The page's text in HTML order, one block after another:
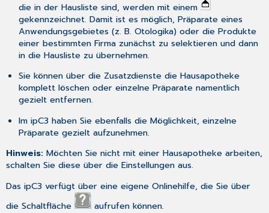
die in der Hausliste sind, werden mit einem
gekennzeichnet. Damit ist es möglich, Präparate eines
Anwendungsgebietes (z. B. Otologika) oder die Produkte
einer bestimmten Firma zunächst zu selektieren und dann
in die Hausliste zu übernehmen.
Sie können über die Zusatzdienstedie Hausapotheke
komplett löschen oder einzelne Präparate namentlich
gezielt entfernen.
Im ipC3haben Sie ebenfalls die Möglichkeit, einzelne
Präparate gezielt aufzunehmen.
Hinweis:Möchten Sie nicht mit einer Hausapotheke arbeiten,
schalten Sie diese über dieEinstellungen aus.
Das ipC3 verfügt über eine eigene Onlinehilfe, die Sie über
die Schaltfläche
aufrufen können.